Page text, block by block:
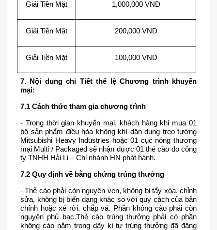
Giải Tiền Mặt 1,000,000 VND
Giải Tiền Mặt 200,000 VND
Giải Tiền Mặt 100,000 VND
7. Nội dung chi Tiết thể lệ Chương trình khuyến
mại:
7.1 Cách thức tham gia chương trình
- Trong thời gian khuyến mại, khách hàng khi mua 01
bộ sản phẩm điều hòa không khí dân dụng treo tường
Mitsubishi Heavy Industries hoặc 01 cục nóng thương
mại Multi / Packaged sẽ nhận được 01 thẻ cào do công
ty TNHH Hải Li – Chi nhánh HN phát hành.
7.2 Quy định về bằng chứng trúng thưởng
- Thẻ cào phải còn nguyên vẹn, không bị tẩy xóa, chỉnh
sửa, không bị biến dạng khác so với quy cách của bản
chính hoặc xé rời, chắp vá. Phần không cào phải còn
nguyên phủ bạc.Thẻ cào trúng thưởng phải có phần
không cào nằm trong dãy kí tự trúng thưởng đã đăng